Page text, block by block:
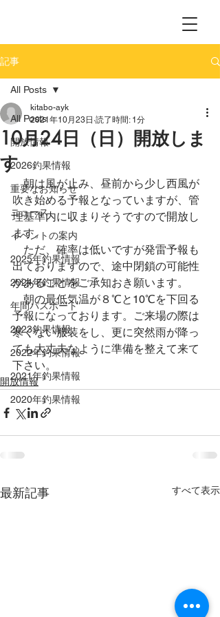
記事
All Posts
開放情報
2026釣果情報
重要なお知らせ
ニュース
イベントの案内
2025年釣果情報
2024年釣果情報
年間パスポート
2023釣果情報
2022年釣果情報
2021年釣果情報
2020年釣果情報
All Posts
10月24日（日）開放しま
す
kitabo-ayk
2021年10月23日 読了時間: 1分
朝は風が止み、昼前から少し西風が
吹き始める予報となっていますが、管
理基準内に収まりそうですので開放し
ます。
ただ、確率は低いですが発雷予報も
出ておりますので、途中閉鎖の可能性
があることをご承知おき願います。
朝の最低気温が８℃と10℃を下回る
予報になっております。ご来場の際は
寒くない服装をし、更に突然雨が降っ
ても大丈夫なように準備を整えて来て
下さい。
開放情報
最新記事 すべて表示